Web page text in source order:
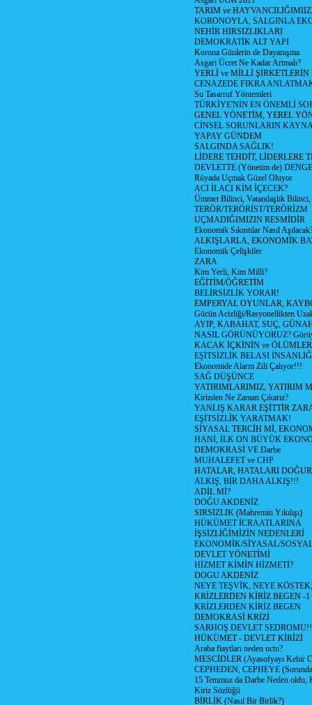
TARIM ve
KORONOYLA, SALGINLA
NEHİR HIRSIZLIKLARI
DEMOKRATİK ALT YAPI
Korona Günlerin de Dayanışma
Asgari Ücret Ne Kadar Artmalı?
YERLİ ve MİLLİ
CENAZEDE FIKRA
Su Tasarruf Yöntemleri
TÜRKİYE'NİN EN ÖNEMLİ
GENEL YÖNETİM, YEREL
CİNSEL SORUNLARIN
YAPAY GÜNDEM
SALGINDA SAĞLIK!
LİDERE TEHDİT, LİDERLERE
DEVLETTE (Yönetim de)
Rüyada Uçmak Güzel Oluyor
ACI İLACI KİM İÇECEK?
Ümmet Bilinci, Vatandaşlık
TERÖR/TERÖRİST/TERÖRİZM
UÇMADIĞIMIZIN RESMİDİR
Ekonomik Sıkıntılar Nasıl
ALKIŞLARLA, EKONOMİK
Ekonomik Çelişkiler
ZARA
Kim Yerli, Kim Milli?
EĞİTİM/ÖĞRETİM
BELİRSİZLİK YORAR!
EMPERYAL OYUNLAR,
Gücün Acizliği/Rasyonellikten
AYIP, KABAHAT, SUÇ,
NASIL GÖRÜNÜYORUZ?
KACAK İÇKİNİN ve
EŞİTSİZLİK BELASI
Ekonomide Alarm Zili Çalıyor!!!
SAĞ DÜŞÜNCE
YATIRIMLARIMIZ, YATIRIM
Kirizden Ne Zaman Çıkarız?
YANLIŞ KARAR EŞİTTİR
EŞİTSİZLİK YARATMAK!
SİYASAL TERCİH Mİ,
HANİ, İLK ON BÜYÜK
DEMOKRASİ VE Darbe
MUHALEFET ve CHP
HATALAR, HATALARI
ALKIŞ, BİR DAHA ALKIŞ!!!
ADİL Mİ?
DOĞU AKDENİZ
SIRSIZLIK (Mahremin Yıkılışı)
HÜKÜMET İCRAATLARINA
İŞSİZLİĞİMİZİN NEDENLERİ
EKONOMİK/SİYASAL/
DEVLET YÖNETİMİ
HİZMET KİMİN HİZMETİ?
DOGU AKDENİZ
NEYE TEŞVİK, NEYE
KRİZLERDEN KİRİZ BEGEN -1
KRİZLERDEN KİRİZ BEGEN
DEMOKRASİ KRİZİ
SARHOŞ DEVLET SEDROMU!!
HÜKÜMET - DEVLET KİRİZİ
Araba fiaytları neden uctu?
MESCİDLER (Ayasofyayı Kebir
CEPHEDEN, CEPHEYE
15 Temmuz da Darbe Neden oldu,
Kiriz Sözlüğü
BİRLİK (Nasıl Bir Birlik?)